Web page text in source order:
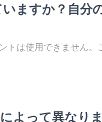
ますか？自分
は使用できません。
よって異なり